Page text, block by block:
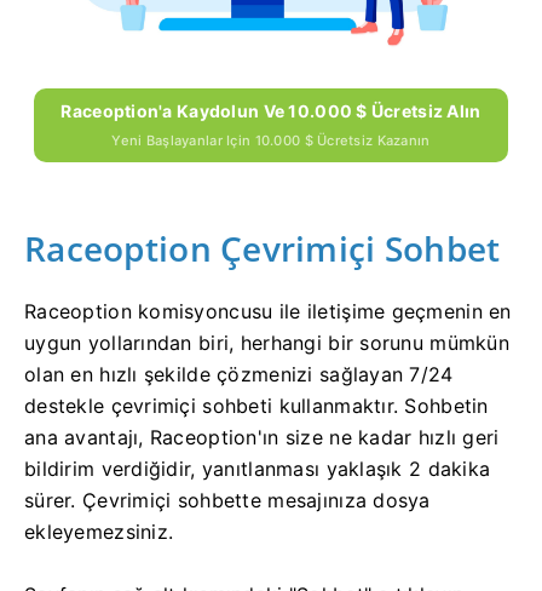
Raceoption'a Kaydolun Ve 10.000 $ Ücretsiz Alın
Yeni Başlayanlar Için 10.000 $ Ücretsiz Kazanın
Raceoption Çevrimiçi Sohbet
Raceoption komisyoncusu ile iletişime geçmenin en
uygun yollarından biri, herhangi bir sorunu mümkün
olan en hızlı şekilde çözmenizi sağlayan 7/24
destekle çevrimiçi sohbeti kullanmaktır. Sohbetin
ana avantajı, Raceoption'ın size ne kadar hızlı geri
bildirim verdiğidir, yanıtlanması yaklaşık 2 dakika
sürer. Çevrimiçi sohbette mesajınıza dosya
ekleyemezsiniz.